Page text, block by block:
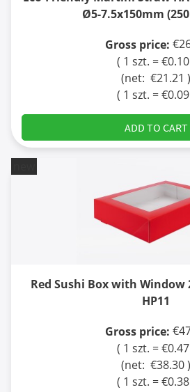
Ø5-7.5x150mm
Gross price:
( 1 szt. =
(net: €21.21 )
( 1 szt. =
ADD TO CART
Red Sushi Box with Window
HP11
Gross price:
( 1 szt. =
(net: €38.30)
( 1 szt. =